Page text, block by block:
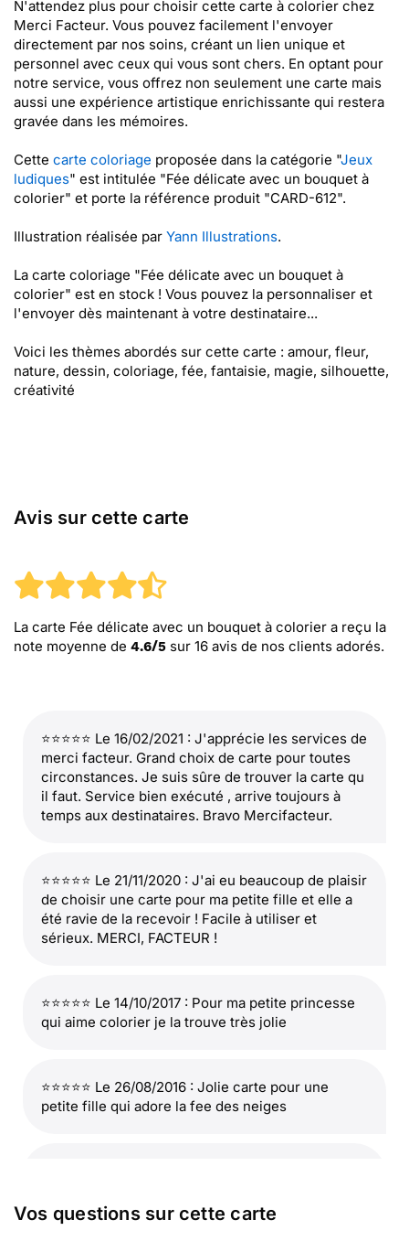
N'attendez plus pour choisir cette carte à colorier chez
Merci Facteur. Vous pouvez facilement l'envoyer
directement par nos soins, créant un lien unique et
personnel avec ceux qui vous sont chers. En optant pour
notre service, vous offrez non seulement une carte mais
aussi une expérience artistique enrichissante qui restera
gravée dans les mémoires.
Cette carte coloriage proposée dans la catégorie "Jeux
ludiques" est intitulée "Fée délicate avec un bouquet à
colorier" et porte la référence produit "CARD-612".
Illustration réalisée par Yann Illustrations.
La carte coloriage "Fée délicate avec un bouquet à
colorier" est en stock ! Vous pouvez la personnaliser et
l'envoyer dès maintenant à votre destinataire...
Voici les thèmes abordés sur cette carte : amour, fleur,
nature, dessin, coloriage, fée, fantaisie, magie, silhouette,
créativité
Avis sur cette carte
La carte Fée délicate avec un bouquet à colorier a reçu la
note moyenne de 4.6/5 sur 16 avis de nos clients adorés.
⭐⭐⭐⭐⭐ Le 16/02/2021 : J'apprécie les services de
merci facteur. Grand choix de carte pour toutes
circonstances. Je suis sûre de trouver la carte qu
il faut. Service bien exécuté , arrive toujours à
temps aux destinataires. Bravo Mercifacteur.
⭐⭐⭐⭐⭐ Le 21/11/2020 : J'ai eu beaucoup de plaisir
de choisir une carte pour ma petite fille et elle a
été ravie de la recevoir ! Facile à utiliser et
sérieux. MERCI, FACTEUR !
⭐⭐⭐⭐⭐ Le 14/10/2017 : Pour ma petite princesse
qui aime colorier je la trouve très jolie
⭐⭐⭐⭐⭐ Le 26/08/2016 : Jolie carte pour une
petite fille qui adore la fee des neiges
montagne. merci
Vos questions sur cette carte